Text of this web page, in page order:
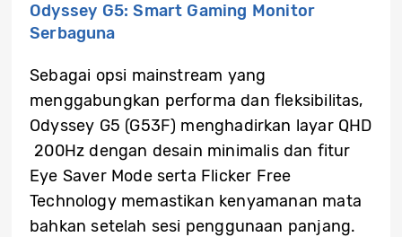
Odyssey G5: Smart Gaming Monitor
Serbaguna
Sebagai opsi mainstream yang
menggabungkan performa dan fleksibilitas,
Odyssey G5 (G53F) menghadirkan layar QHD
200Hz dengan desain minimalis dan fitur
Eye Saver Mode serta Flicker Free
Technology memastikan kenyamanan mata
bahkan setelah sesi penggunaan panjang.